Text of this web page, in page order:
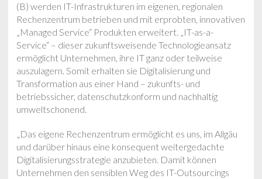
(B) werden IT-Infrastrukturen im eigenen, regionalen
Rechenzentrum betrieben und mit erprobten, innovativen
„Managed Service“ Produkten erweitert. „IT-as-a-
Service“ – dieser zukunftsweisende Technologieansatz
ermöglicht Unternehmen, ihre IT ganz oder teilweise
auszulagern. Somit erhalten sie Digitalisierung und
Transformation aus einer Hand – zukunfts- und
betriebssicher, datenschutzkonform und nachhaltig
umweltschonend.
„Das eigene Rechenzentrum ermöglicht es uns, im Allgäu
und darüber hinaus eine konsequent weitergedachte
Digitalisierungsstrategie anzubieten. Damit können
Unternehmen den sensiblen Weg des IT-Outsourcings